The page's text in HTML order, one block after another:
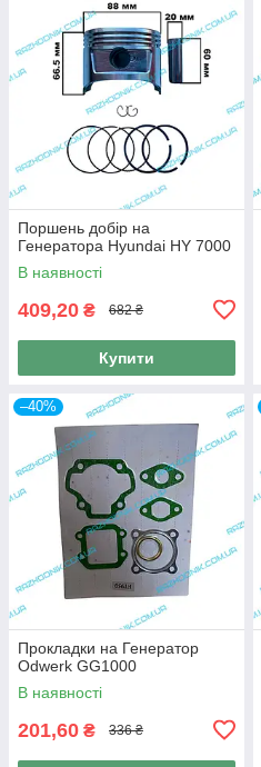
Поршень добір на
Генератора Hyundai HY 7000
В наявності
409,20 ₴ 682 ₴
Купити
–40%
Прокладки на Генератор
Odwerk GG1000
В наявності
201,60 ₴ 336 ₴